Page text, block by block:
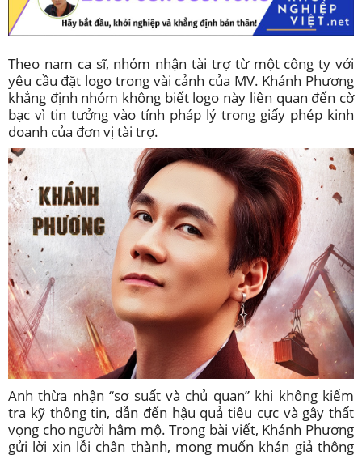
Theo nam ca sĩ, nhóm nhận tài trợ từ một công ty với
yêu cầu đặt logo trong vài cảnh của MV. Khánh Phương
khẳng định nhóm không biết logo này liên quan đến cờ
bạc vì tin tưởng vào tính pháp lý trong giấy phép kinh
doanh của đơn vị tài trợ.
Anh thừa nhận “sơ suất và chủ quan” khi không kiểm
tra kỹ thông tin, dẫn đến hậu quả tiêu cực và gây thất
vọng cho người hâm mộ. Trong bài viết, Khánh Phương
gửi lời xin lỗi chân thành, mong muốn khán giả thông